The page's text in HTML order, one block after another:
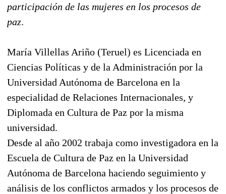
participación de las mujeres en los procesos de
paz.
María Villellas Ariño (Teruel) es Licenciada en
Ciencias Políticas y de la Administración por la
Universidad Autónoma de Barcelona en la
especialidad de Relaciones Internacionales, y
Diplomada en Cultura de Paz por la misma
universidad.
Desde al año 2002 trabaja como investigadora en la
Escuela de Cultura de Paz en la Universidad
Autónoma de Barcelona haciendo seguimiento y
análisis de los conflictos armados y los procesos de